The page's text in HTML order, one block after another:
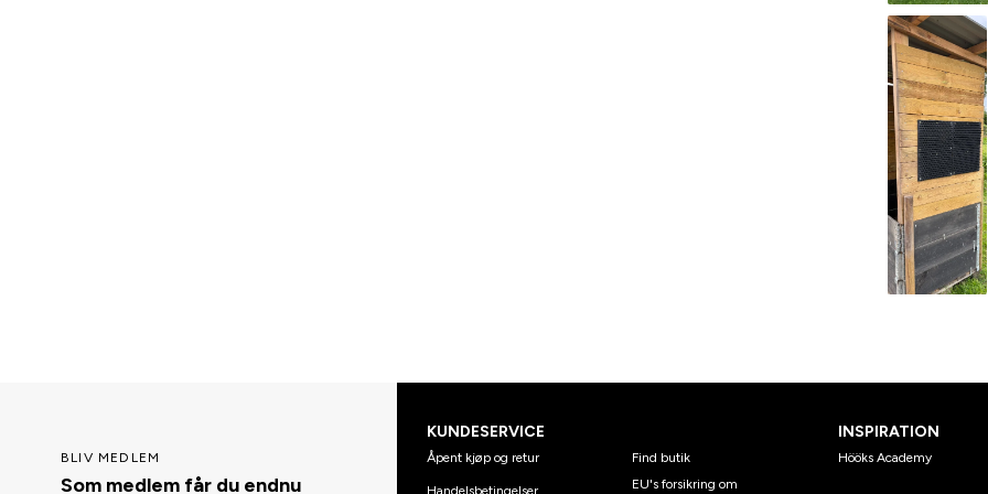
BLIV MEDLEM
Som medlem får du endnu
KUNDESERVICE
Åpent kjøp og retur
Handelsbetingelser
Find butik
EU's forsikring om
INSPIRATION
Hööks Academy